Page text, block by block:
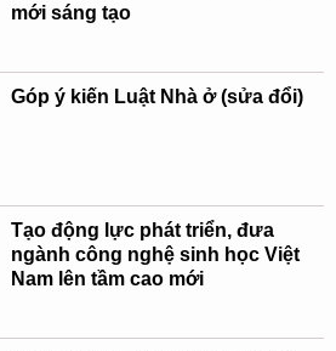
mới sáng tạo
Góp ý kiến Luật Nhà ở (sửa đổi)
Tạo động lực phát triển, đưa
ngành công nghệ sinh học Việt
Nam lên tầm cao mới